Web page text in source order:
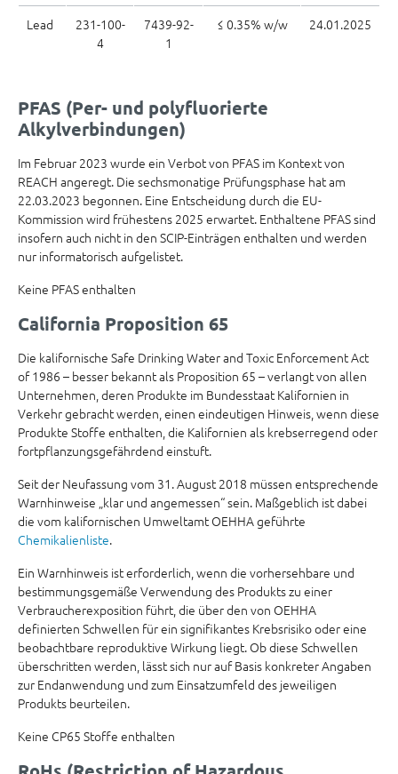
Lead
231-100-
4
7439-92-
1
≤ 0.35% w/w 24.01.2025
PFAS (Per- und polyfluorierte
Alkylverbindungen)
Im Februar 2023 wurde ein Verbot von PFAS im Kontext von
REACH angeregt. Die sechsmonatige Prüfungsphase hat am
22.03.2023 begonnen. Eine Entscheidung durch die EU-
Kommission wird frühestens 2025 erwartet. Enthaltene PFAS sind
insofern auch nicht in den SCIP-Einträgen enthalten und werden
nur informatorisch aufgelistet.
Keine PFAS enthalten
California Proposition 65
Die kalifornische Safe Drinking Water and Toxic Enforcement Act
of 1986 – besser bekannt als Proposition 65 – verlangt von allen
Unternehmen, deren Produkte im Bundesstaat Kalifornien in
Verkehr gebracht werden, einen eindeutigen Hinweis, wenn diese
Produkte Stoffe enthalten, die Kalifornien als krebserregend oder
fortpflanzungsgefährdend einstuft.
Seit der Neufassung vom 31. August 2018 müssen entsprechende
Warnhinweise „klar und angemessen“ sein. Maßgeblich ist dabei
die vom kalifornischen Umweltamt OEHHA geführte
Chemikalienliste.
Ein Warnhinweis ist erforderlich, wenn die vorhersehbare und
bestimmungsgemäße Verwendung des Produkts zu einer
Verbraucherexposition führt, die über den von OEHHA
definierten Schwellen für ein signifikantes Krebsrisiko oder eine
beobachtbare reproduktive Wirkung liegt. Ob diese Schwellen
überschritten werden, lässt sich nur auf Basis konkreter Angaben
zur Endanwendung und zum Einsatzumfeld des jeweiligen
Produkts beurteilen.
Keine CP65 Stoffe enthalten